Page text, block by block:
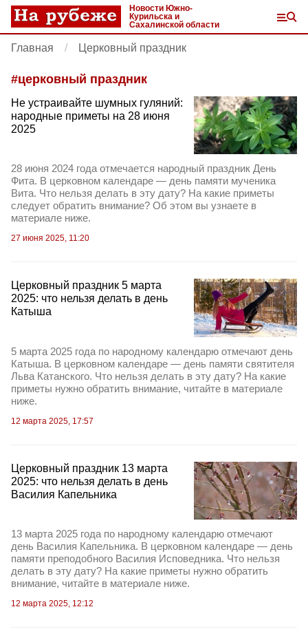
Новости Южно-
Курильска и
Сахалинской области
Главная Церковный праздник
#церковный праздник
Не устраивайте шумных гуляний:
народные приметы на 28 июня
2025
28 июня 2024 года отмечается народный праздник День
Фита. В церковном календаре — день памяти мученика
Вита. Что нельзя делать в эту дату? На какие приметы
следует обратить внимание? Об этом вы узнаете в
материале ниже.
27 июня 2025, 11:20
Церковный праздник 5 марта
2025: что нельзя делать в день
Катыша
5 марта 2025 года по народному календарю отмечают день
Катыша. В церковном календаре — день памяти святителя
Льва Катанского. Что нельзя делать в эту дату? На какие
приметы нужно обратить внимание, читайте в материале
ниже.
12 марта 2025, 17:57
Церковный праздник 13 марта
2025: что нельзя делать в день
Василия Капельника
13 марта 2025 года по народному календарю отмечают
день Василия Капельника. В церковном календаре — день
памяти преподобного Василия Исповедника. Что нельзя
делать в эту дату? На какие приметы нужно обратить
внимание, читайте в материале ниже.
12 марта 2025, 12:12